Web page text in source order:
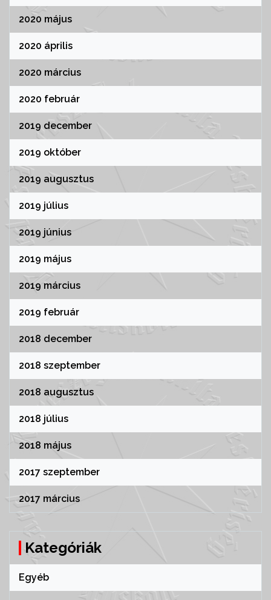
2020 május
2020 április
2020 március
2020 február
2019 december
2019 október
2019 augusztus
2019 július
2019 június
2019 május
2019 március
2019 február
2018 december
2018 szeptember
2018 augusztus
2018 július
2018 május
2017 szeptember
2017 március
Kategóriák
Egyéb